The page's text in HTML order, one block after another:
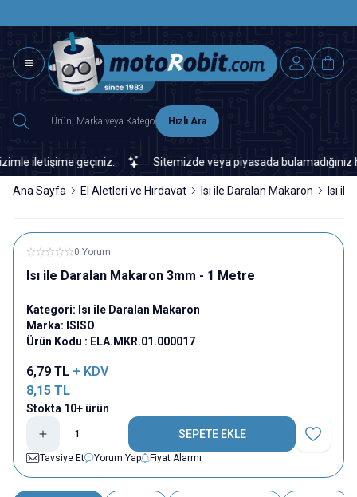
Hızlı Ara
iletişime geçiniz. Sitemizde veya piyasada bulamadığınız
Ana Sayfa El Aletleri ve Hırdavat Isı ile Daralan Makaron Isı
0 Yorum
Isı ile Daralan Makaron 3mm - 1 Metre
Kategori: Isı ile Daralan Makaron
Marka: ISISO
Ürün Kodu : ELA.MKR.01.000017
6,79 TL + KDV
8,15 TL
Stokta 10+ ürün
SEPETE EKLE
Favoriye
Tavsiye Et
Yorum Yap Fiyat Alarmı